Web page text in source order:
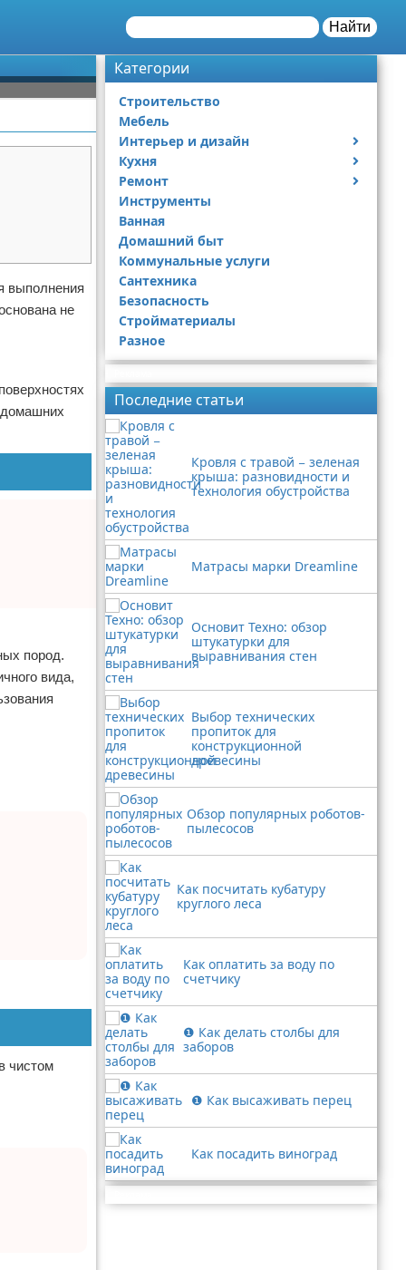
Найти
выполнения
не
домашних
пород.
вида,
чистом
Категории
Строительство
Мебель
Интерьер и дизайн
Дизайн дачи
Дизайн квартиры
Кухня
Посуда
Ремонт
Ремонт дачи
Ремонт квартиры
Инструменты
Ванная
Домашний быт
Коммунальные услуги
Сантехника
Безопасность
Стройматериалы
Разное
Последние статьи
Кровля с травой − зеленая
крыша: разновидности и
технология обустройства
Матрасы марки Dreamline
Основит Техно: обзор
штукатурки для
выравнивания стен
Выбор технических
пропиток для
конструкционной
древесины
Обзор популярных роботов-
пылесосов
Как посчитать кубатуру
круглого леса
Как оплатить за воду по
счетчику
❶ Как делать столбы для
заборов
❶ Как высаживать перец
Как посадить виноград